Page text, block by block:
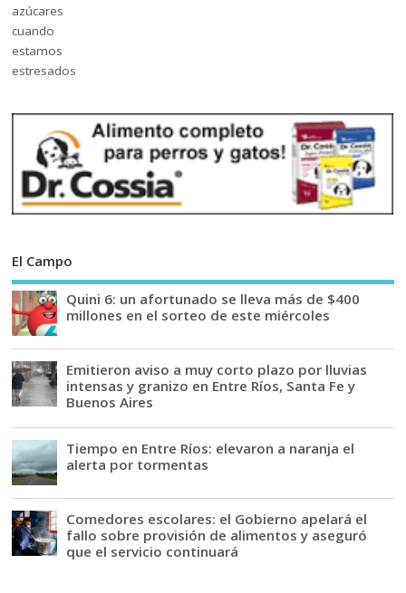
El Campo
Quini 6: un afortunado se lleva más de $400
millones en el sorteo de este miércoles
Emitieron aviso a muy corto plazo por lluvias
intensas y granizo en Entre Ríos, Santa Fe y
Buenos Aires
Tiempo en Entre Ríos: elevaron a naranja el
alerta por tormentas
Comedores escolares: el Gobierno apelará el
fallo sobre provisión de alimentos y aseguró
que el servicio continuará